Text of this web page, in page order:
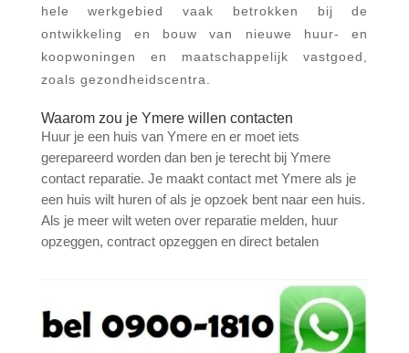
hele werkgebied vaak betrokken bij de
ontwikkeling en bouw van nieuwe huur- en
koopwoningen en maatschappelijk vastgoed,
zoals gezondheidscentra.
Waarom zou je Ymere willen contacten
Huur je een huis van Ymere en er moet iets
gerepareerd worden dan ben je terecht bij Ymere
contact reparatie. Je maakt contact met Ymere als je
een huis wilt huren of als je opzoek bent naar een huis.
Als je meer wilt weten over reparatie melden, huur
opzeggen, contract opzeggen en direct betalen